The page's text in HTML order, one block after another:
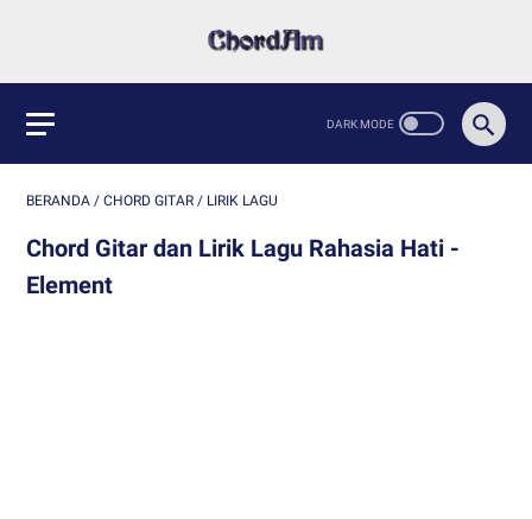
BERANDA / CHORD GITAR / LIRIK LAGU
Chord Gitar dan Lirik Lagu Rahasia Hati -
Element